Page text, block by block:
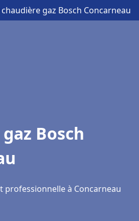
chaudière gaz Bosch Concarneau
Bosch
à Concarneau